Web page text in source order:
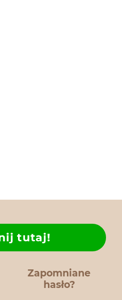
Zapomniane
hasło?
tutaj!